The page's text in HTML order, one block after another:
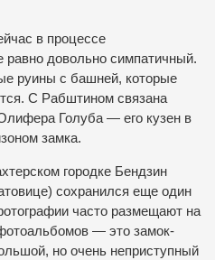
в процессе
равно довольно симпатичный.
руины с башней, которые
С Рабштином связана
Голуба — его кузен в
замка.
городке Бендзин
сохранился еще один
часто размещают на
— это замок-
но очень неприступный